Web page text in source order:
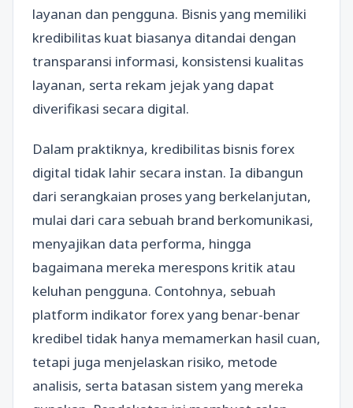
layanan dan pengguna. Bisnis yang memiliki
kredibilitas kuat biasanya ditandai dengan
transparansi informasi, konsistensi kualitas
layanan, serta rekam jejak yang dapat
diverifikasi secara digital.
Dalam praktiknya, kredibilitas bisnis forex
digital tidak lahir secara instan. Ia dibangun
dari serangkaian proses yang berkelanjutan,
mulai dari cara sebuah brand berkomunikasi,
menyajikan data performa, hingga
bagaimana mereka merespons kritik atau
keluhan pengguna. Contohnya, sebuah
platform indikator forex yang benar-benar
kredibel tidak hanya memamerkan hasil cuan,
tetapi juga menjelaskan risiko, metode
analisis, serta batasan sistem yang mereka